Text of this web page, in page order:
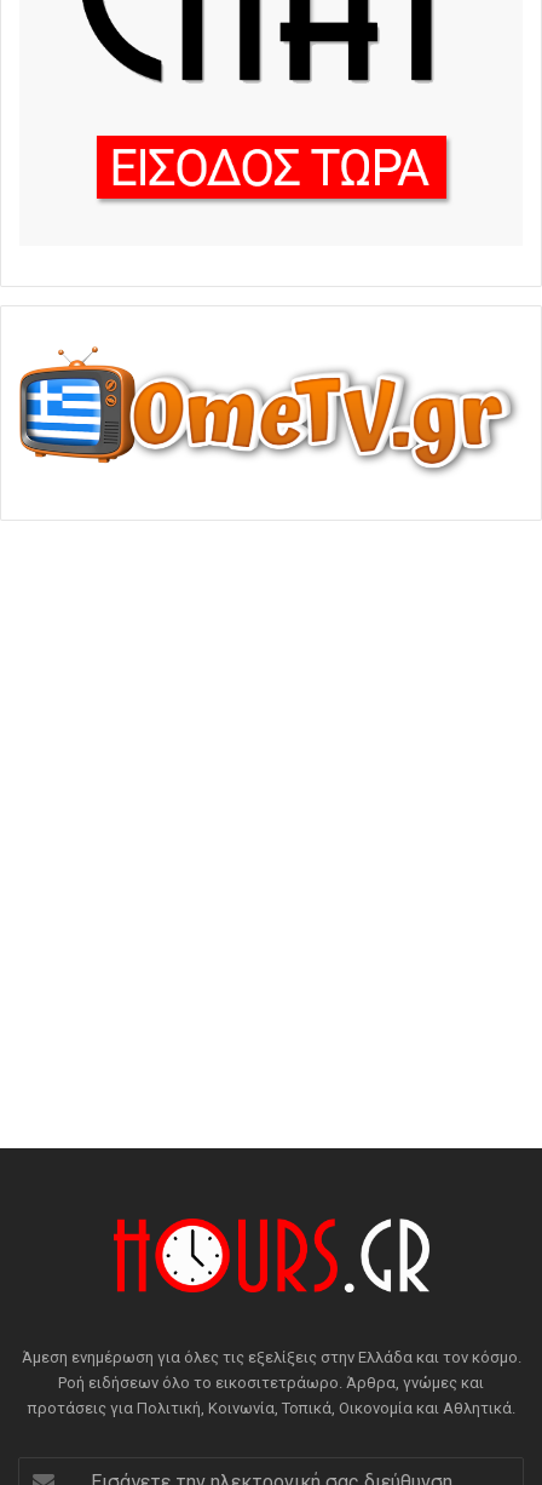
Άμεση ενημέρωση για όλες τις εξελίξεις στην Ελλάδα και τον κόσμο.
Ροή ειδήσεων όλο το εικοσιτετράωρο. Άρθρα, γνώμες και
προτάσεις για Πολιτική, Κοινωνία, Τοπικά, Οικονομία και Αθλητικά.
Εισάγετε